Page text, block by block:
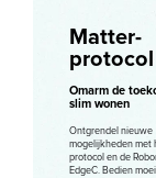
Matter-
protocol
Omarm de
slim wonen
Ontgrendel nieuwe
mogelijkheden met
protocol en de
EdgeC. Bedien